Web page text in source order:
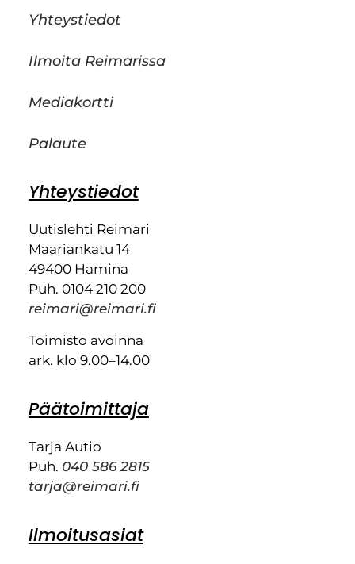
Yhteystiedot
Ilmoita Reimarissa
Mediakortti
Palaute
Yhteystiedot
Uutislehti Reimari
Maariankatu 14
49400 Hamina
Puh. 0104 210 200
reimari@reimari.fi
Toimisto avoinna
ark. klo 9.00–14.00
Päätoimittaja
Tarja Autio
Puh. 040 586 2815
tarja@reimari.fi
Ilmoitusasiat